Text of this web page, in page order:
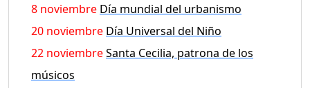
8 noviembre Día mundial del urbanismo
20 noviembre Día Universal del Niño
22 noviembreSanta Cecilia, patrona de los
músicos